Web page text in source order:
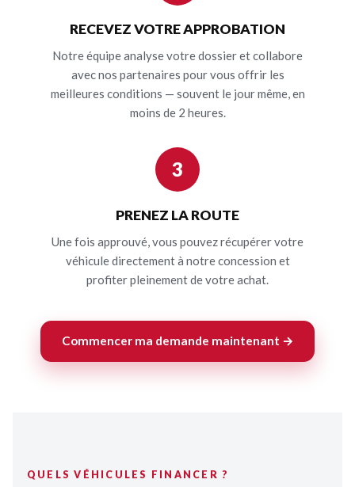
RECEVEZ VOTRE APPROBATION
Notre équipe analyse votre dossier et collabore
avec nos partenaires pour vous offrir les
meilleures conditions — souvent le jour même, en
moins de 2 heures.
3
PRENEZ LA ROUTE
Une fois approuvé, vous pouvez récupérer votre
véhicule directement à notre concession et
profiter pleinement de votre achat.
Commencer ma demande maintenant →
QUELS VÉHICULES FINANCER ?